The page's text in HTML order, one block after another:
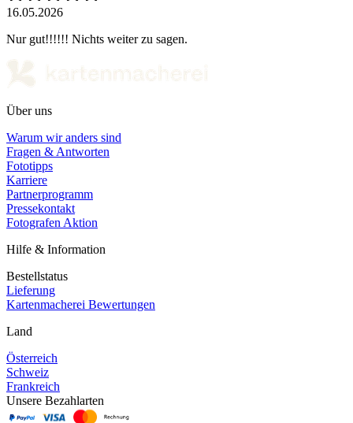
16.05.2026
Nur gut!!!!!! Nichts weiter zu sagen.
Über uns
Warum wir anders sind
Fragen & Antworten
Fototipps
Karriere
Partnerprogramm
Pressekontakt
Fotografen Aktion
Hilfe & Information
Bestellstatus
Lieferung
Kartenmacherei Bewertungen
Land
Österreich
Schweiz
Frankreich
Unsere Bezahlarten